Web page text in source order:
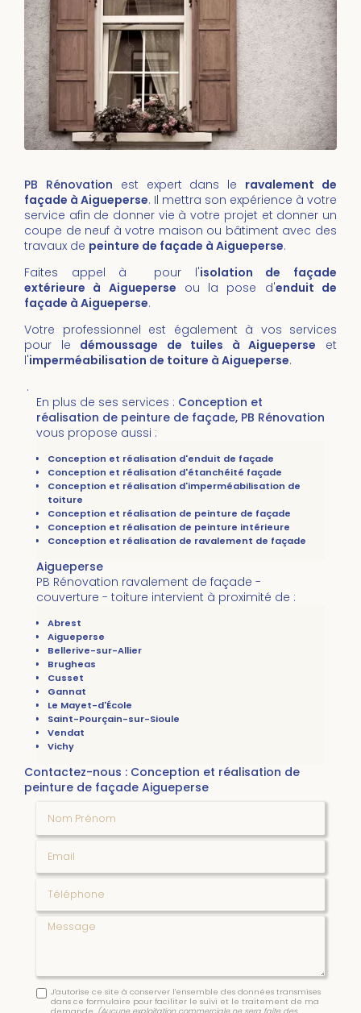
PB Rénovation est expert dans le ravalement de
façade à Aigueperse. Il mettra son expérience à votre
service afin de donner vie à votre projet et donner un
coupe de neuf à votre maison ou bâtiment avec des
travaux de peinture de façade à Aigueperse.
Faites appel à pour l'isolation de façade
extérieure à Aigueperse ou la pose d'enduit de
façade à Aigueperse.
Votre professionnel est également à vos services
pour le démoussage de tuiles à Aigueperse et
l'imperméabilisation de toiture à Aigueperse.
.
En plus de ses services : Conception et
réalisation de peinture de façade, PB Rénovation
vous propose aussi :
Conception et réalisation d'enduit de façade
Conception et réalisation d'étanchéité façade
Conception et réalisation d'imperméabilisation de
toiture
Conception et réalisation de peinture de façade
Conception et réalisation de peinture intérieure
Conception et réalisation de ravalement de façade
Aigueperse
PB Rénovation ravalement de façade -
couverture - toiture intervient à proximité de :
Abrest
Aigueperse
Bellerive-sur-Allier
Brugheas
Cusset
Gannat
Le Mayet-d'École
Saint-Pourçain-sur-Sioule
Vendat
Vichy
Contactez-nous : Conception et réalisation de
peinture de façade Aigueperse
Message
J'autorise ce site à conserver l'ensemble des données transmises
dans ce formulaire pour faciliter le suivi et le traitement de ma